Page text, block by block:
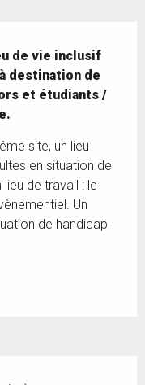
de vie inclusif
destination de
et étudiants /
site, un lieu
en situation de
de travail : le
Un
de handicap